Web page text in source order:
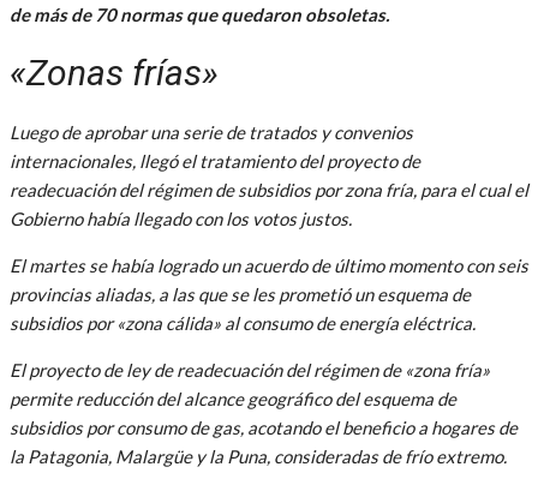
de más de 70 normas que quedaron obsoletas.
«Zonas frías»
Luego de aprobar una serie de tratados y convenios
internacionales, llegó el tratamiento del proyecto de
readecuación del régimen de subsidios por zona fría, para el cual el
Gobierno había llegado con los votos justos.
El martes se había logrado un acuerdo de último momento con seis
provincias aliadas, a las que se les prometió un esquema de
subsidios por «zona cálida» al consumo de energía eléctrica.
El proyecto de ley de readecuación del régimen de «zona fría»
permite reducción del alcance geográfico del esquema de
subsidios por consumo de gas, acotando el beneficio a hogares de
la Patagonia, Malargüe y la Puna, consideradas de frío extremo.